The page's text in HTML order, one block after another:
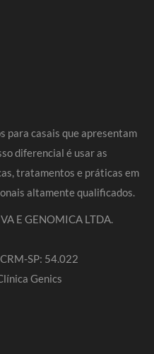
para casais que apresentam
diferencial é usar as
tratamentos e práticas em
altamente qualificados.
E GENOMICA LTDA.
SP: 54.022
Genics